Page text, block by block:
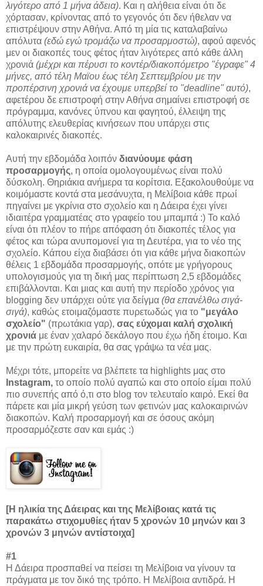
λιγότερο από 1 μήνα άδεια). Και η αλήθεια είναι ότι δε
χόρτασαν, κρίνοντας από το γεγονός ότι δεν ήθελαν να
επιστρέψουν στην Αθήνα. Από τη μία τις καταλαβαίνω
απόλυτα (εδώ εγώ τρομάζω να προσαρμοστώ), αφού αφενός
μεν οι διακοπές τους φέτος ήταν λιγότερες από κάθε άλλη
χρονιά (μέχρι και πέρυσι το κοντέρ/διακοπόμετρο "έγραφε" 4
μήνες, από τέλη Μαϊου έως τέλη Σεπτεμβρίου με την
προπέρσινη χρονιά να έχουμε υπερβεί το "deadline" αυτό),
αφετέρου δε επιστροφή στην Αθήνα σημαίνει επιστροφή σε
πρόγραμμα, κανόνες ύπνου και φαγητού, έλλειψη της
απόλυτης ελευθερίας κινήσεων που υπάρχει στις
καλοκαιρινές διακοπές.
Αυτή την εβδομάδα λοιπόν διανύουμε φάση
προσαρμογής, η οποία ομολογουμένως είναι πολύ
δύσκολη. Θηριάκια ανήμερα τα κορίτσια. Εξακολουθούμε να
κοιμόμαστε κοντά στα μεσάνυχτα, η Μελίβοια κάθε πρωί
πηγαίνει με γκρίνια στο σχολείο και η Δάειρα έχει γίνει
ιδιαιτέρα γραμματέας στο γραφείο του μπαμπά :) Το καλό
είναι ότι πλέον το πήρε απόφαση ότι διακοπές τέλος για
φέτος και τώρα ανυπομονεί για τη Δευτέρα, για το νέο της
σχολείο. Κάπου είχα διαβάσει ότι για κάθε μήνα διακοπών
θέλεις 1 εβδομάδα προσαρμογής, οπότε με γρήγορους
υπολογισμούς για τη δική μας περίπτωση 2,5 εβδομάδες
επιβάλλονται. Και μιας και αυτή την περίοδο χρόνος για
blogging δεν υπάρχει ούτε για δείγμα (θα επανέλθω σιγά-
σιγά), καθώς ετοιμαζόμαστε πυρετωδώς για το "μεγάλο
σχολείο" (πρωτάκια γαρ), σας εύχομαι καλή σχολική
χρονιά με έναν χαλαρό δεκάλογο που έχω ήδη έτοιμο. Και
με την πρώτη ευκαιρία, θα σας γράψω τα νέα μας.
Μέχρι τότε, μπορείτε να βλέπετε τα highlights μας στο
Instagram, το οποίο πολύ αγαπώ και στο οποίο είμαι πολύ
πιο συνεπής από ό,τι στο blog τον τελευταίο καιρό. Εκεί θα
πάρετε και μία μικρή γεύση των φετινών μας καλοκαιρινών
διακοπών. Καλή προσαρμογή και σε όσους ακόμη
προσαρμόζεστε σαν και εμάς :)
[Η ηλικία της Δάειρας και της Μελίβοιας κατά τις
παρακάτω στιχομυθίες ήταν 5 χρονών 10 μηνών και 3
χρονών 3 μηνών αντίστοιχα]
#1
Η Δάειρα προσπαθεί να πείσει τη Μελίβοια να γίνουν τα
πράγματα με τον δικό της τρόπο. Η Μελίβοια αντιδρά. Η